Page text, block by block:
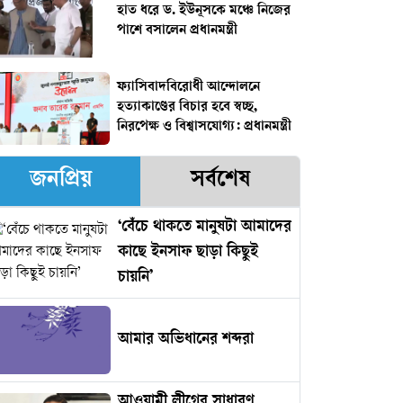
হাত ধরে ড. ইউনূসকে মঞ্চে নিজের
পাশে বসালেন প্রধানমন্ত্রী
ফ্যাসিবাদবিরোধী আন্দোলনে
হত্যাকাণ্ডের বিচার হবে স্বচ্ছ,
নিরপেক্ষ ও বিশ্বাসযোগ্য: প্রধানমন্ত্রী
জনপ্রিয় সর্বশেষ
‘বেঁচে থাকতে মানুষটা আমাদের
কাছে ইনসাফ ছাড়া কিছুই
চায়নি’
আমার অভিধানের শব্দরা